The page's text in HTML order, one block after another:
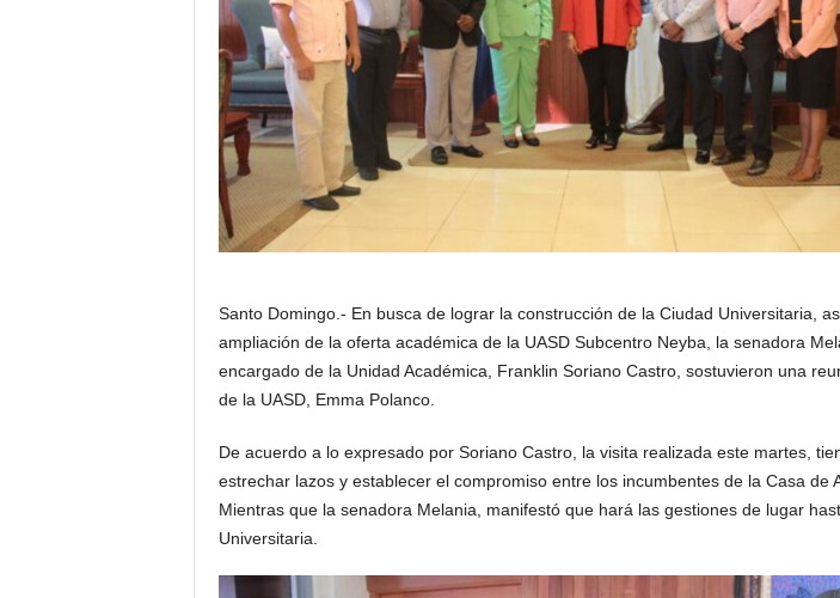
Santo Domingo.- En busca de lograr la construcción de la Ciudad Universitaria,
ampliación de la oferta académica de la UASD Subcentro Neyba, la senadora
encargado de la Unidad Académica, Franklin Soriano Castro, sostuvieron una
de la UASD, Emma Polanco.
De acuerdo a lo expresado por Soriano Castro, la visita realizada este martes,
estrechar lazos y establecer el compromiso entre los incumbentes de la Casa de
Mientras que la senadora Melania, manifestó que hará las gestiones de lugar
Universitaria.